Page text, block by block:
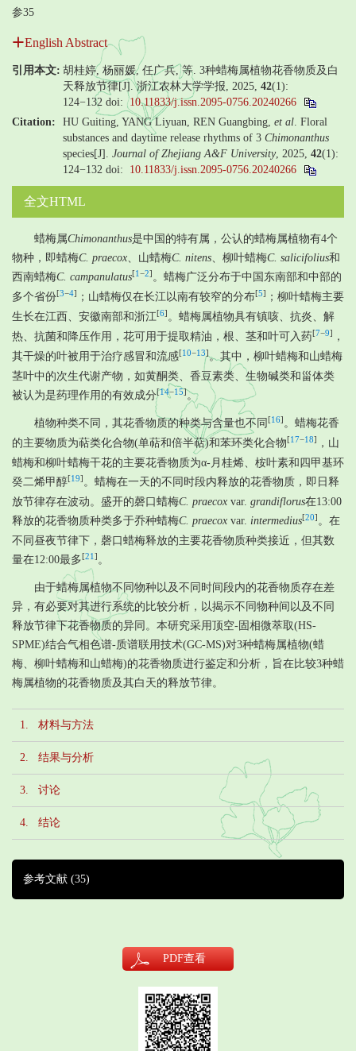
参35
English Abstract
引用本文: 胡桂婷, 杨丽媛, 任广兵, 等. 3种蜡梅属植物花香物质及白
天释放节律[J]. 浙江农林大学学报, 2025, 42(1):
124−132 doi:10.11833/j.issn.2095-0756.20240266
Citation:
HU Guiting, YANG Liyuan, REN Guangbing, et al . Floral
substances and daytime release rhythms of 3 Chimonanthus
species[J]. Journal of Zhejiang A&F University, 2025, 42(1):
124−132 doi: 10.11833/j.issn.2095-0756.20240266
全文HTML
蜡梅属Chimonanthus是中国的特有属，公认的蜡梅属植物有4个
物种，即蜡梅C. praecox 、山蜡梅C. nitens 、柳叶蜡梅C. salicifolius和
西南蜡梅C. campanulatus[1 −2] 。蜡梅广泛分布于中国东南部和中部的
多个省份[3−4] ；山蜡梅仅在长江以南有较窄的分布[5]
；柳叶蜡梅主要
生长在江西、安徽南部和浙江[6] 。蜡梅属植物具有镇咳、抗炎、解
热、抗菌和降压作用，花可用于提取精油，根、茎和叶可入药[7−9]
，
其干燥的叶被用于治疗感冒和流感[10−13]。其中，柳叶蜡梅和山蜡梅
茎叶中的次生代谢产物，如黄酮类、香豆素类、生物碱类和甾体类
被认为是药理作用的有效成分[14−15]。
植物种类不同，其花香物质的种类与含量也不同 [16] 。蜡梅花香
的主要物质为萜类化合物(单萜和倍半萜)和苯环类化合物[17−18]
，山
蜡梅和柳叶蜡梅干花的主要花香物质为α-月桂烯、桉叶素和四甲基环
癸二烯甲醇[19] 。蜡梅在一天的不同时段内释放的花香物质，即日释
放节律存在波动。盛开的磬口蜡梅C. praecox var. grandiflorus在13:00
释放的花香物质种类多于乔种蜡梅C. praecox var. intermedius[20] 。在
不同昼夜节律下，磬口蜡梅释放的主要花香物质种类接近，但其数
量在12:00最多[21 ] 。
由于蜡梅属植物不同物种以及不同时间段内的花香物质存在差
异，有必要对其进行系统的比较分析，以揭示不同物种间以及不同
释放节律下花香物质的异同。本研究采用顶空-固相微萃取(HS-
SPME)结合气相色谱-质谱联用技术(GC-MS)对3种蜡梅属植物(蜡
梅、柳叶蜡梅和山蜡梅)的花香物质进行鉴定和分析，旨在比较3种蜡
梅属植物的花香物质及其白天的释放节律。
1. 材料与方法
2. 结果与分析
3. 讨论
4. 结论
参考文献 (35)
PDF查看